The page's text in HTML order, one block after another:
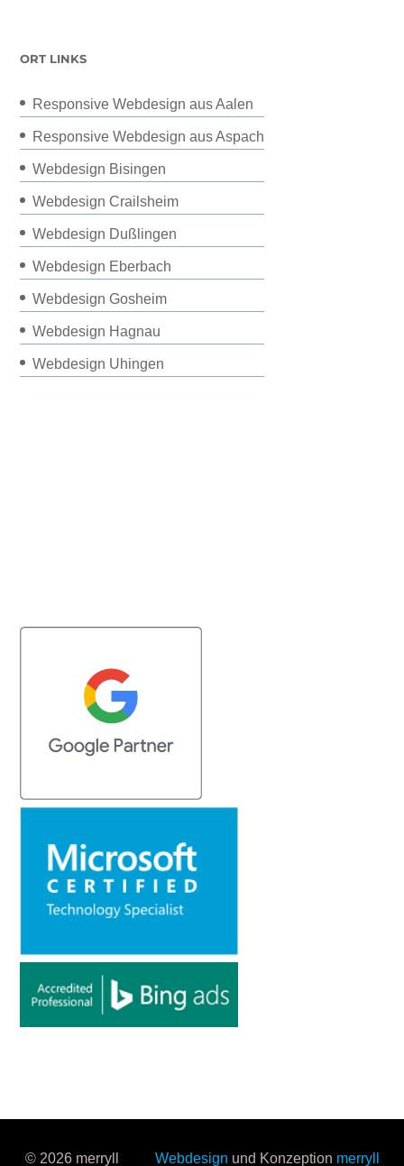
ORT LINKS
Responsive Webdesign aus Aalen
Responsive Webdesign aus Aspach
Webdesign Bisingen
Webdesign Crailsheim
Webdesign Dußlingen
Webdesign Eberbach
Webdesign Gosheim
Webdesign Hagnau
Webdesign Uhingen
© 2026 merryll Webdesign und Konzeption merryll